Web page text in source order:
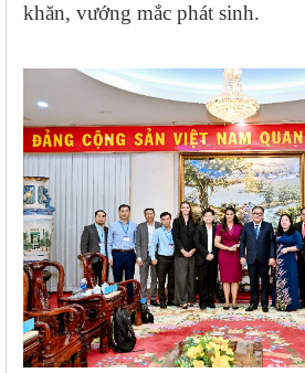
khăn, vướng mắc phát sinh.